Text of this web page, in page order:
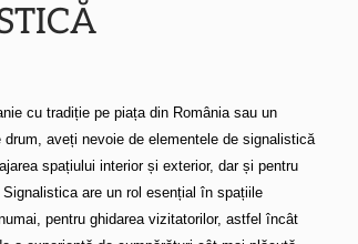
Ă
cu tradiție pe piața din România sau un
aveți nevoie de elementele de signalistică
spațiului interior și exterior, dar și pentru
are un rol esențial în spațiile
pentru ghidarea vizitatorilor, astfel încât